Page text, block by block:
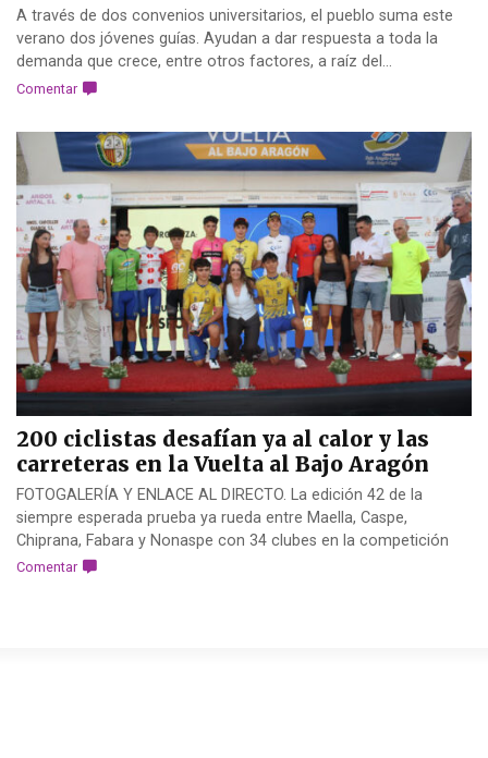
A través de dos convenios universitarios, el pueblo suma este
verano dos jóvenes guías. Ayudan a dar respuesta a toda la
demanda que crece, entre otros factores, a raíz del...
Comentar
200 ciclistas desafían ya al calor y las
carreteras en la Vuelta al Bajo Aragón
FOTOGALERÍA Y ENLACE AL DIRECTO. La edición 42 de la
siempre esperada prueba ya rueda entre Maella, Caspe,
Chiprana, Fabara y Nonaspe con 34 clubes en la competición
Comentar